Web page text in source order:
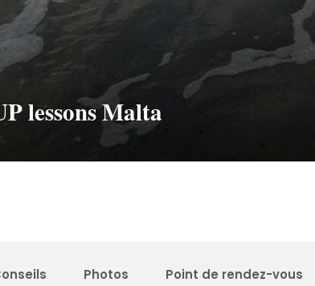
lessons Malta
Photos Point de rendez-vous